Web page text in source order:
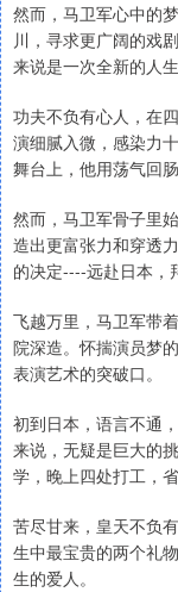
然而，马卫军心中的
川，寻求更广阔的戏
来说是一次全新的人生
功夫不负有心人，在
演细腻入微，感染力
舞台上，他用荡气回
然而，马卫军骨子里
造出更富张力和穿透
的决定----远赴日本，
飞越万里，马卫军带
院深造。怀揣演员梦
表演艺术的突破口。
初到日本，语言不通
来说，无疑是巨大的
学，晚上四处打工，
苦尽甘来，皇天不负
生中最宝贵的两个礼
生的爱人。